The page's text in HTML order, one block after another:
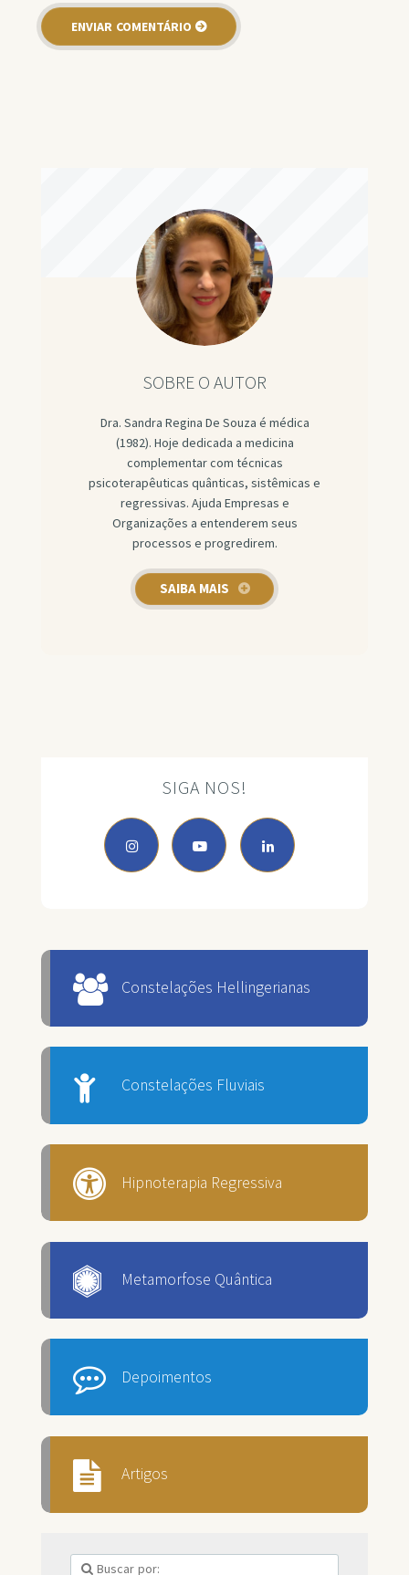
SOBRE O AUTOR
Dra. Sandra Regina De Souza é médica
(1982). Hoje dedicada a medicina
complementar com técnicas
psicoterapêuticas quânticas, sistêmicas e
regressivas. Ajuda Empresas e
Organizações a entenderem seus
processos e progredirem.
SAIBA MAIS
SIGA NOS!
Constelações Hellingerianas
Constelações Fluviais
Hipnoterapia Regressiva
Metamorfose Quântica
Depoimentos
Artigos